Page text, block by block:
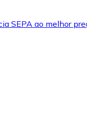
SEPA ao melhor